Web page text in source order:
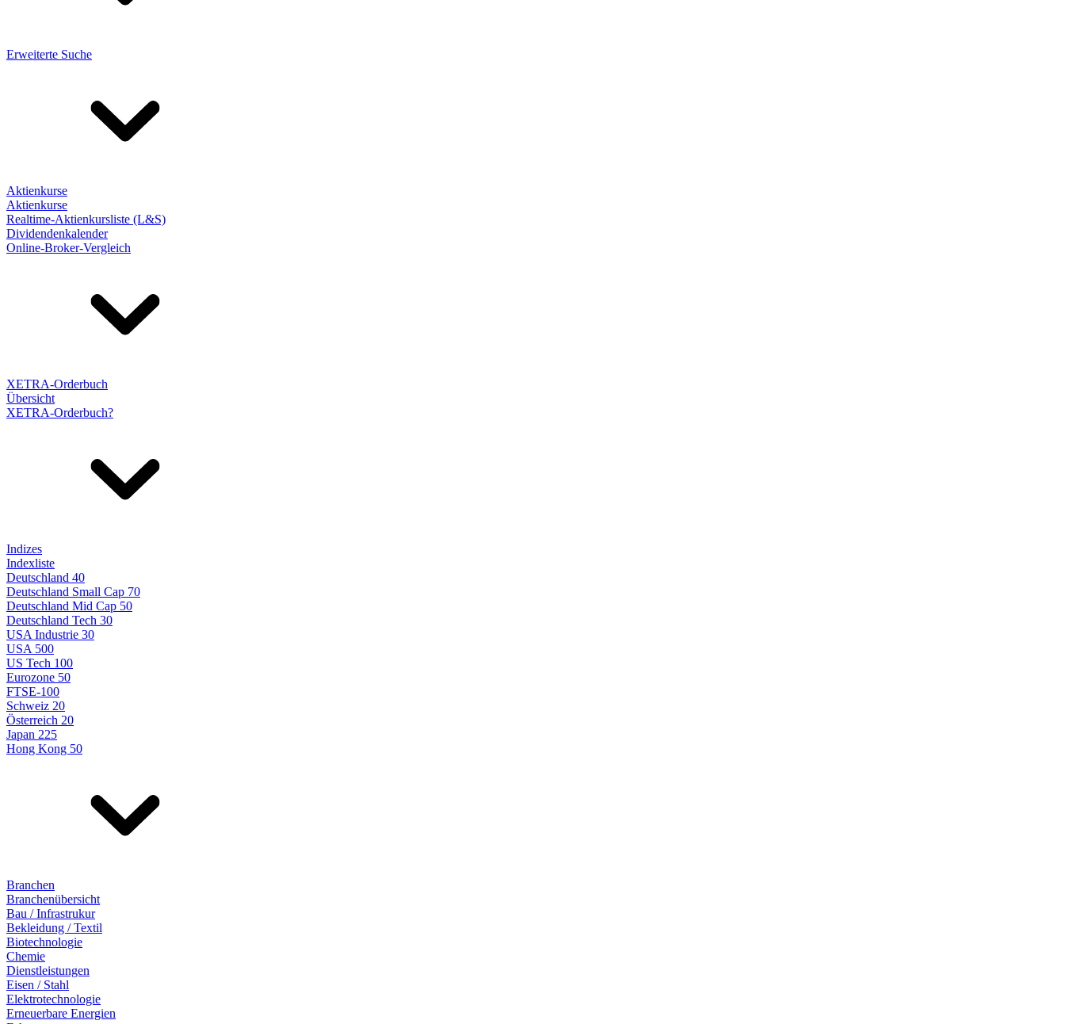
Erweiterte Suche
Aktienkurse
Aktienkurse
Realtime-Aktienkursliste (L&S)
Dividendenkalender
Online-Broker-Vergleich
XETRA-Orderbuch
Übersicht
XETRA-Orderbuch?
Indizes
Indexliste
Deutschland 40
Deutschland Small Cap 70
Deutschland Mid Cap 50
Deutschland Tech 30
USA Industrie 30
USA 500
US Tech 100
Eurozone 50
FTSE-100
Schweiz 20
Österreich 20
Japan 225
Hong Kong 50
Branchen
Branchenübersicht
Bau / Infrastrukur
Bekleidung / Textil
Biotechnologie
Chemie
Dienstleistungen
Eisen / Stahl
Elektrotechnologie
Erneuerbare Energien